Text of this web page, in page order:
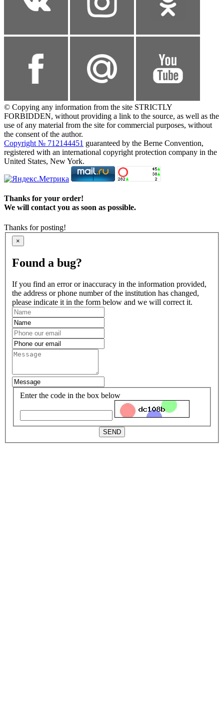
© Copying any information from the site STRICTLY
FORBIDDEN, without providing a link to the source, as well as the
use of any material from the site for commercial purposes, without
the consent of the author.
Copyright № 712144451 guaranteed by the Berne Convention,
registered with an international copyright protection company in the
United States, New York.
Thanks for your order!
We will contact you as soon as possible.
Thanks for posting!
×
Found a bug?
If you find an error or inaccuracy in the information provided,
the address or phone number of the institution has changed,
please indicate it in the form below and we will correct it.
Enter the code in the box below
SEND